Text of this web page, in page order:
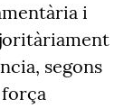
i
segons
força